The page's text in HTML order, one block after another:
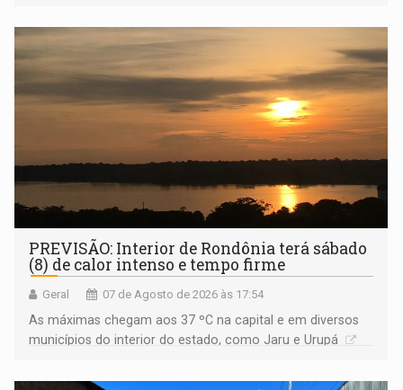
PREVISÃO: Interior de Rondônia terá sábado
(8) de calor intenso e tempo firme
Geral 07 de Agosto de 2026 às 17:54
As máximas chegam aos 37 ºC na capital e em diversos
municípios do interior do estado, como Jaru e Urupá